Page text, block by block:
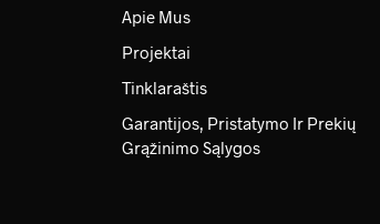
Apie Mus
Projektai
Tinklaraštis
Garantijos, Pristatymo Ir Prekių
Grąžinimo Sąlygos